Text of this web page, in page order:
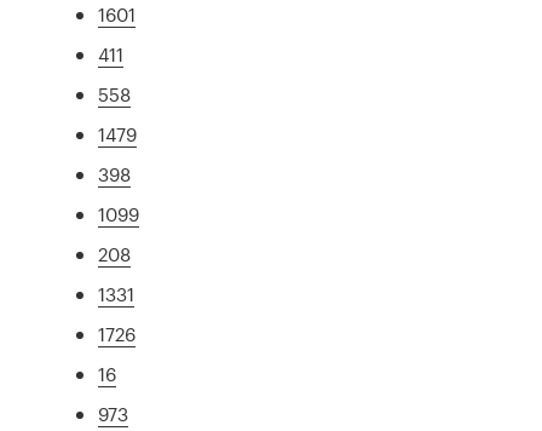
1601
411
558
1479
398
1099
208
1331
1726
16
973